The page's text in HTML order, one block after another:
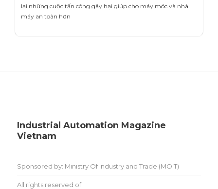
lại những cuộc tấn công gây hại giúp cho máy móc và nhà
máy an toàn hơn
Industrial Automation Magazine
Vietnam
Sponsored by: Ministry Of Industry and Trade (MOIT)
All rights reserved of